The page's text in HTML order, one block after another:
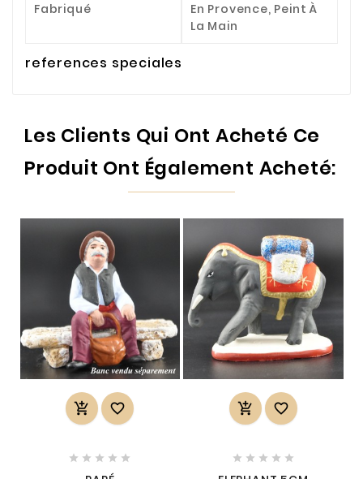
Fabriqué
En Provence, Peint À
La Main
references speciales
Les Clients Qui Ont Acheté Ce
Produit Ont Également Acheté:
 
    
 
    